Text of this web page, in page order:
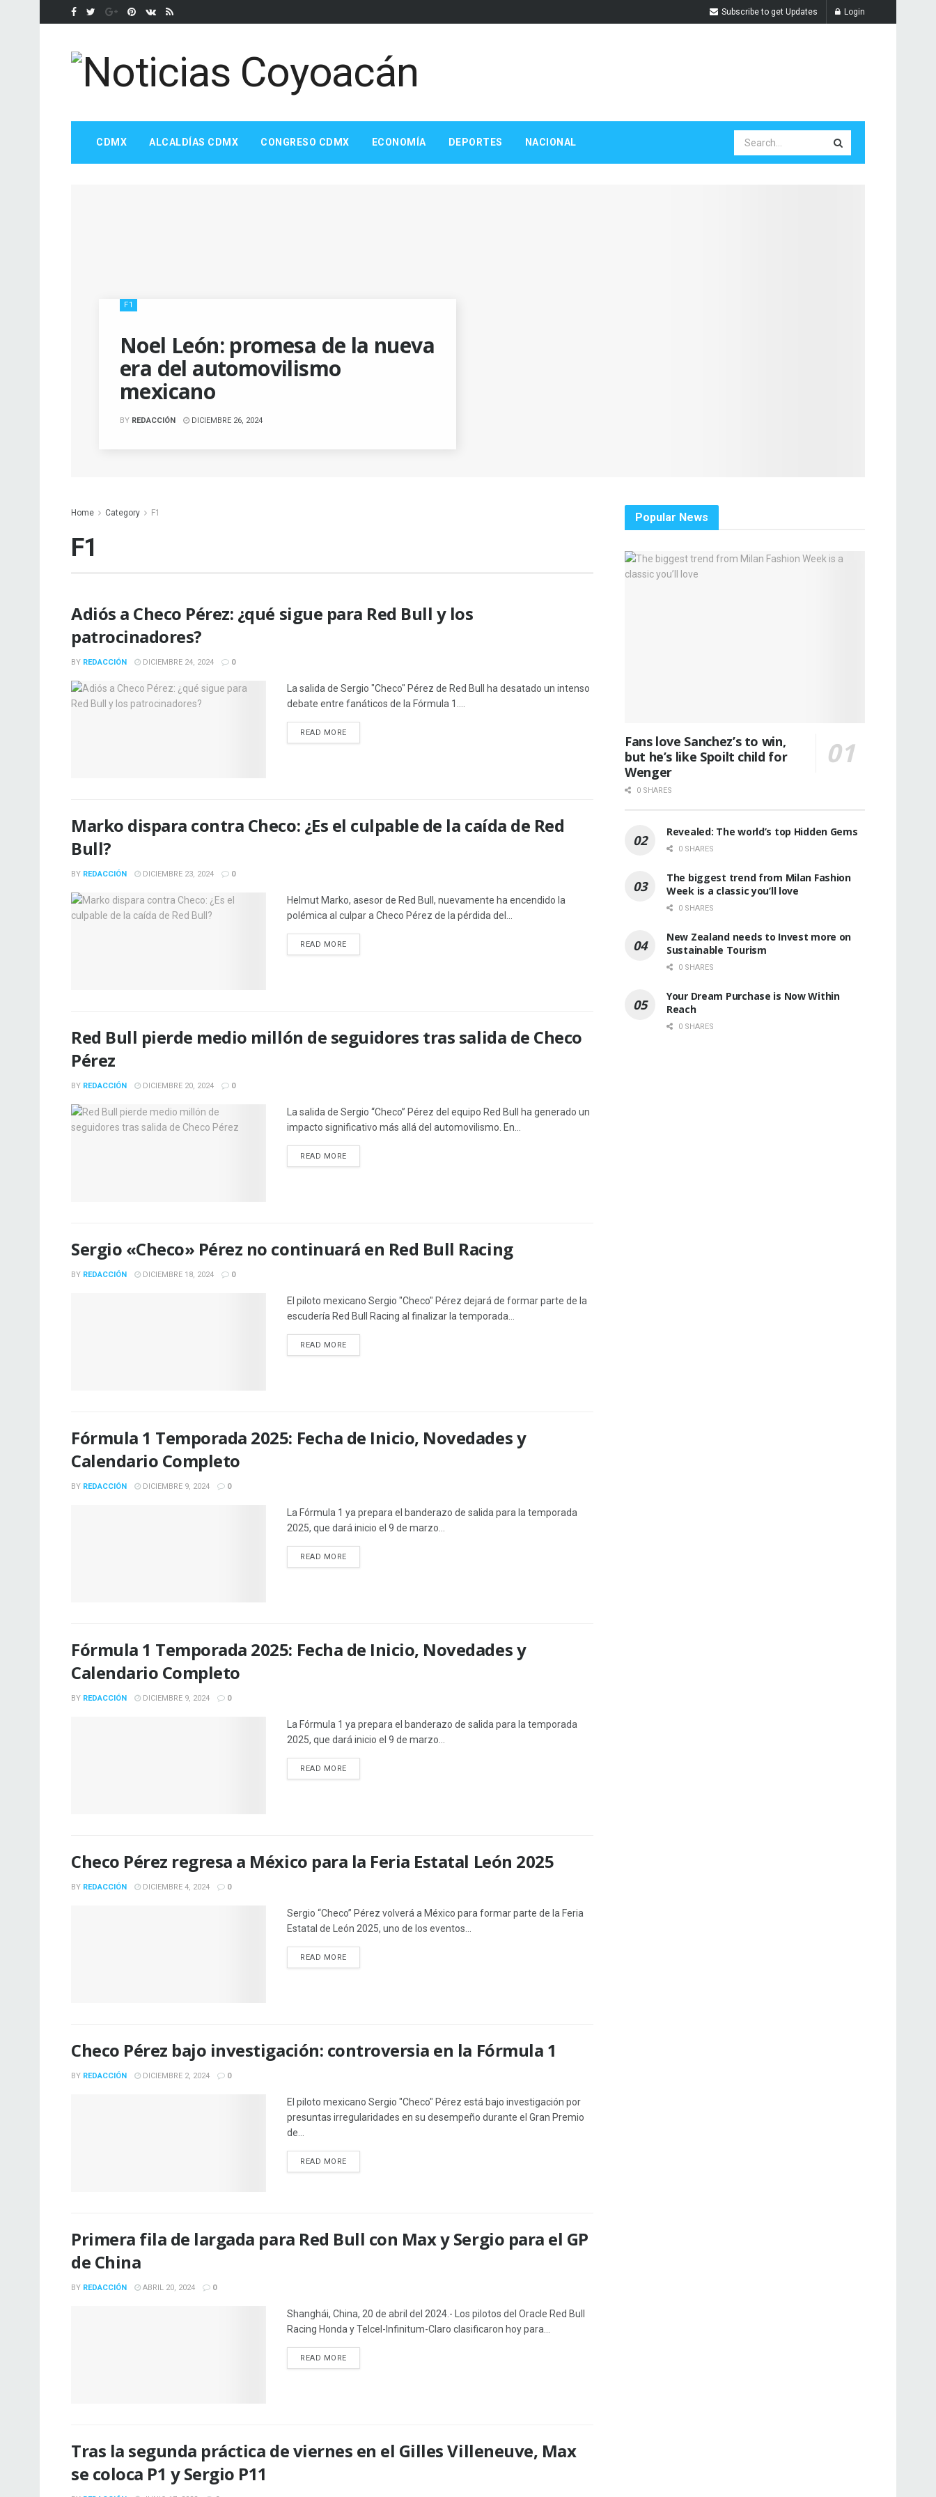
Subscribe to get Updates Login
CDMX ALCALDÍAS CDMX CONGRESO CDMX ECONOMÍA DEPORTES NACIONAL
F1
Noel León: promesa de la nueva
era del automovilismo
mexicano
BY REDACCIÓN DICIEMBRE 26, 2024
Home Category F1
F1
Adiós a Checo Pérez: ¿qué sigue para Red Bull y los
patrocinadores?
BY REDACCIÓN DICIEMBRE 24, 2024 0
La salida de Sergio "Checo" Pérez de Red Bull ha desatado un intenso
debate entre fanáticos de la Fórmula 1....
READ MORE
Marko dispara contra Checo: ¿Es el culpable de la caída de Red
Bull?
BY REDACCIÓN DICIEMBRE 23, 2024 0
Helmut Marko, asesor de Red Bull, nuevamente ha encendido la
polémica al culpar a Checo Pérez de la pérdida del...
READ MORE
Red Bull pierde medio millón de seguidores tras salida de Checo
Pérez
BY REDACCIÓN DICIEMBRE 20, 2024 0
La salida de Sergio “Checo” Pérez del equipo Red Bull ha generado un
impacto significativo más allá del automovilismo. En...
READ MORE
Sergio «Checo» Pérez no continuará en Red Bull Racing
BY REDACCIÓN DICIEMBRE 18, 2024 0
El piloto mexicano Sergio "Checo" Pérez dejará de formar parte de la
escudería Red Bull Racing al finalizar la temporada...
READ MORE
Fórmula 1 Temporada 2025: Fecha de Inicio, Novedades y
Calendario Completo
BY REDACCIÓN DICIEMBRE 9, 2024 0
La Fórmula 1 ya prepara el banderazo de salida para la temporada
2025, que dará inicio el 9 de marzo...
READ MORE
Fórmula 1 Temporada 2025: Fecha de Inicio, Novedades y
Calendario Completo
BY REDACCIÓN DICIEMBRE 9, 2024 0
La Fórmula 1 ya prepara el banderazo de salida para la temporada
2025, que dará inicio el 9 de marzo...
READ MORE
Checo Pérez regresa a México para la Feria Estatal León 2025
BY REDACCIÓN DICIEMBRE 4, 2024 0
Sergio “Checo” Pérez volverá a México para formar parte de la Feria
Estatal de León 2025, uno de los eventos...
READ MORE
Checo Pérez bajo investigación: controversia en la Fórmula 1
BY REDACCIÓN DICIEMBRE 2, 2024 0
El piloto mexicano Sergio "Checo" Pérez está bajo investigación por
presuntas irregularidades en su desempeño durante el Gran Premio
de...
READ MORE
Primera fila de largada para Red Bull con Max y Sergio para el GP
de China
BY REDACCIÓN ABRIL 20, 2024 0
Shanghái, China, 20 de abril del 2024.- Los pilotos del Oracle Red Bull
Racing Honda y Telcel-Infinitum-Claro clasificaron hoy para...
READ MORE
Tras la segunda práctica de viernes en el Gilles Villeneuve, Max
se coloca P1 y Sergio P11
Popular News
Fans love Sanchez’s to win,
but he’s like Spoilt child for
Wenger
0 SHARES
Revealed: The world’s top Hidden Gems
0 SHARES
The biggest trend from Milan Fashion
Week is a classic you’ll love
0 SHARES
New Zealand needs to Invest more on
Sustainable Tourism
0 SHARES
Your Dream Purchase is Now Within
Reach
0 SHARES